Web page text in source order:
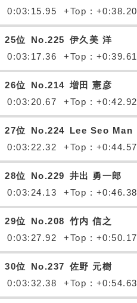
0:03:15.95
+Top : +0:38.20
25位 No.225 伊久美 洋
0:03:17.36
+Top : +0:39.61
26位 No.214 増田 憲彦
0:03:20.67
+Top : +0:42.92
27位 No.224 Lee Seo Man
0:03:22.32
+Top : +0:44.57
28位 No.229 井出 勇一郎
0:03:24.13
+Top : +0:46.38
29位 No.208 竹内 信之
0:03:27.92
+Top : +0:50.17
30位 No.237 佐野 元樹
0:03:32.38
+Top : +0:54.63